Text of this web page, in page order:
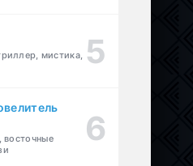
мистика,
восточные